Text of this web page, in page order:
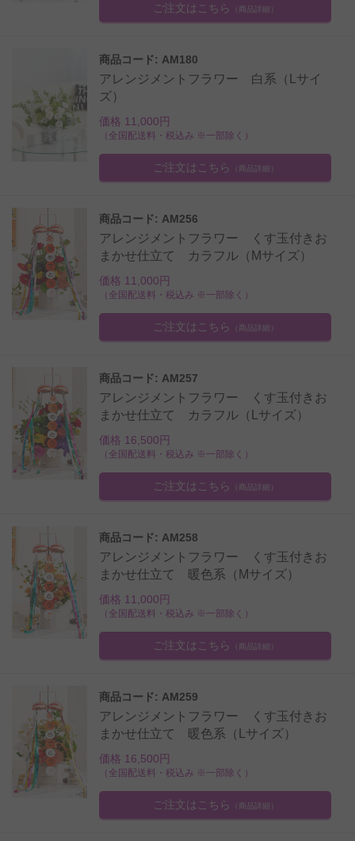
ご注文はこちら （商品詳細）
商品コード: AM180
アレンジメントフラワー 白系（Lサイ
ズ）
価格 11,000円
（全国配送料・税込み ※一部除く）
ご注文はこちら （商品詳細）
商品コード: AM256
アレンジメントフラワー くす玉付きお
まかせ仕立て カラフル（Mサイズ）
価格 11,000円
（全国配送料・税込み ※一部除く）
ご注文はこちら （商品詳細）
商品コード: AM257
アレンジメントフラワー くす玉付きお
まかせ仕立て カラフル（Lサイズ）
価格 16,500円
（全国配送料・税込み ※一部除く）
ご注文はこちら （商品詳細）
商品コード: AM258
アレンジメントフラワー くす玉付きお
まかせ仕立て 暖色系（Mサイズ）
価格 11,000円
（全国配送料・税込み ※一部除く）
ご注文はこちら （商品詳細）
商品コード: AM259
アレンジメントフラワー くす玉付きお
まかせ仕立て 暖色系（Lサイズ）
価格 16,500円
（全国配送料・税込み ※一部除く）
ご注文はこちら （商品詳細）